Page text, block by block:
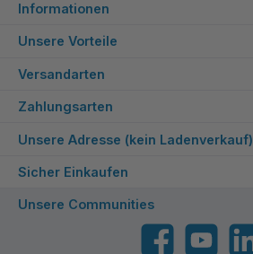
Informationen
Unsere Vorteile
Versandarten
Zahlungsarten
Unsere Adresse (kein Ladenverkauf)
Sicher Einkaufen
Unsere Communities
FacebookYouTube